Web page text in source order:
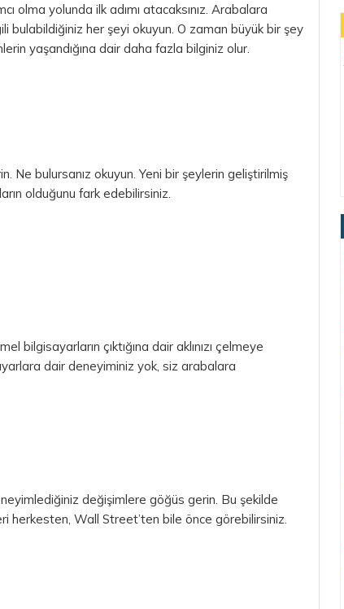
olma yolunda ilk adımı atacaksınız. Arabalara
bulabildiğiniz her şeyi okuyun. O zaman büyük bir şey
yaşandığına dair daha fazla bilginiz olur.
Ne bulursanız okuyun. Yeni bir şeylerin geliştirilmiş
olduğunu fark edebilirsiniz.
bilgisayarların çıktığına dair aklınızı çelmeye
dair deneyiminiz yok, siz arabalara
değişimlere göğüs gerin. Bu şekilde
herkesten, Wall Street’ten bile önce görebilirsiniz.